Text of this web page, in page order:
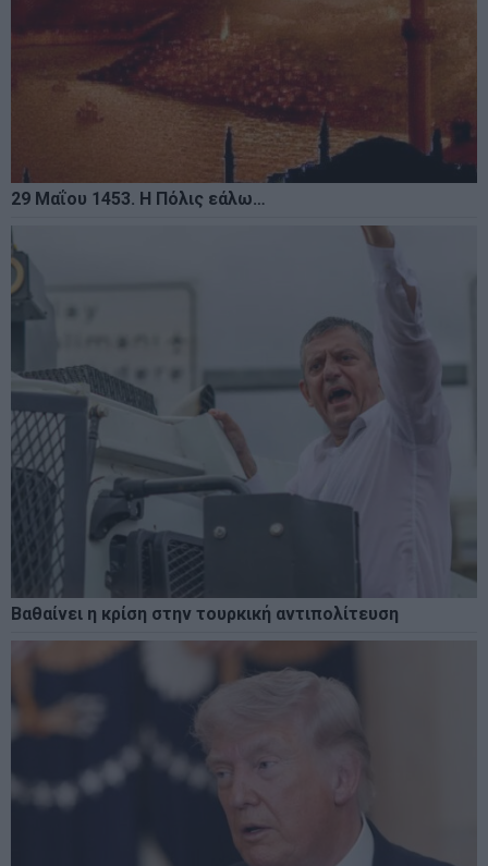
29 Μαΐου 1453. Η Πόλις εάλω…
Βαθαίνει η κρίση στην τουρκική αντιπολίτευση